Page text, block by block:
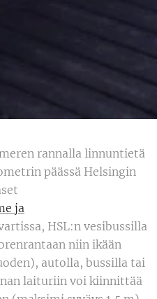
rannalla linnuntietä
päässä Helsingin
ja
HSL:n vesibussilla
niin ikään
autolla, bussilla tai
laituriin voi kiinnittää